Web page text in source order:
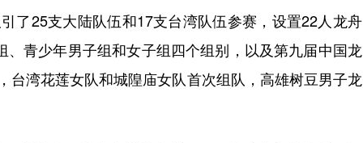
25支大陆队伍和17支台湾队伍参赛，设置22人龙舟
青少年男子组和女子组四个组别，以及第九届中国龙
台湾花莲女队和城隍庙女队首次组队，高雄树豆男子龙